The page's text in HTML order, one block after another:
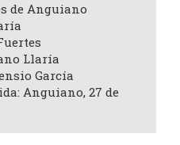
de Anguiano
Llaría
García
Anguiano, 27 de